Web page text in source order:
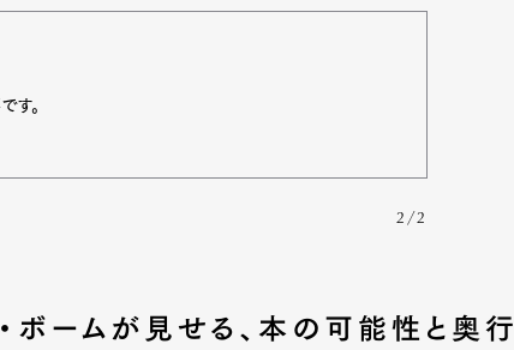
す。
2/2
ボームが見せる、本の可能性と奥行